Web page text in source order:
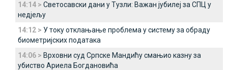
14:14 > Светосавски дани у Тузли: Важан јубилеј за СПЦ у
недјељу
14:12 > У току отклањање проблема у систему за обраду
биометријских података
14:06 > Врховни суд Српске Мандићу смањио казну за
убиство Ариела Богдановића